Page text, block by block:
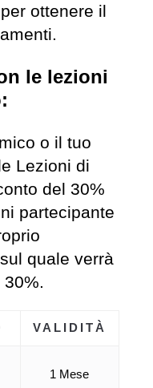
ottenere il
le lezioni
o il tuo
Lezioni di
del 30%
partecipante
quale verrà
VALIDITÀ
1 Mese